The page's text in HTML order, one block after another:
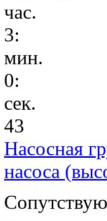
час.
3:
мин.
0:
сек.
43
Насосная
насоса